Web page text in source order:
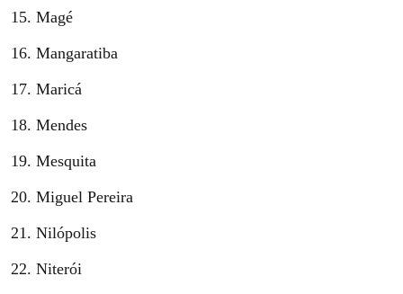
Magé
Mangaratiba
Maricá
Mendes
Mesquita
Miguel Pereira
Nilópolis
Niterói